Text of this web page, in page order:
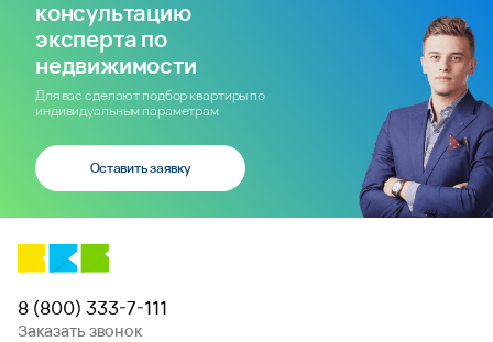
консультацию
эксперта по
недвижимости
Для вас сделают подбор квартиры по
индивидуальным параметрам
Оставить заявку
8 (800) 333-7-111
Заказать звонок